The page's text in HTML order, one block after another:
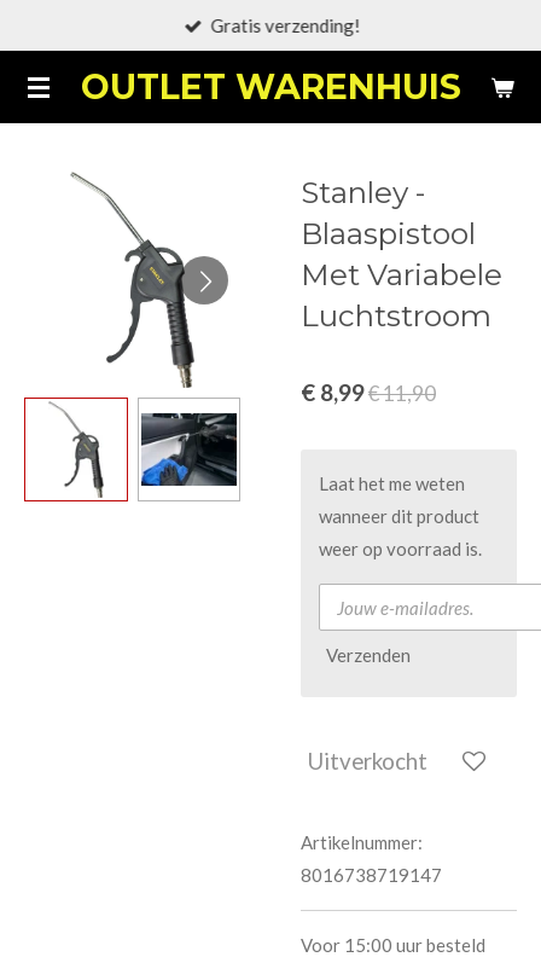
naar
de
OUTLET WARENHUIS
Gratis verzending!
Stanley -
Blaaspistool
Met Variabele
Luchtstroom
€ 8,99€ 11,90
Laat het me weten
wanneer dit product
weer op voorraad is.
Verzenden
Uitverkocht
Artikelnummer:
8016738719147
Voor 15:00 uur besteld